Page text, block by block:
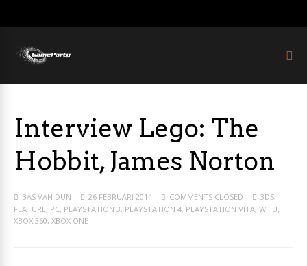
Interview Lego: The
Hobbit, James Norton
BAS VAN DUN 26 FEBRUARI 2014 COMMENTS CLOSED 3DS,
FEATURE, PC, PLAYSTATION 3, PLAYSTATION 4, PLAYSTATION VITA, WII U,
XBOX 360, XBOX ONE